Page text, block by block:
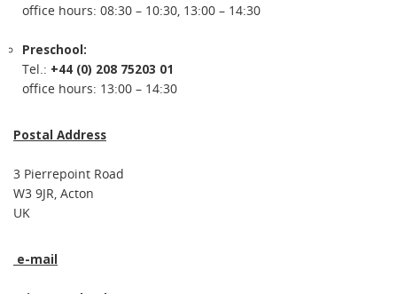
office hours: 08:30 – 10:30, 13:00 – 14:30
Preschool:
Tel.: +44 (0) 208 75203 01
office hours: 13:00 – 14:30
Postal Address
3 Pierrepoint Road
W3 9JR, Acton
UK
e-mail